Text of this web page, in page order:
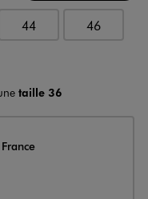
44 46
taille 36